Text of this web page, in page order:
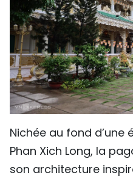
PHOTO
VIDÉO
À
TIẾNG
Nichée au fond d’une
Phan Xich Long, la
son architecture